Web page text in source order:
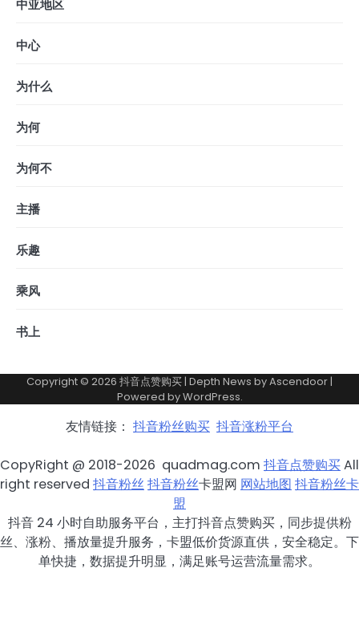
中亚地区
中心
为什么
为何
为何不
主播
乐趣
乘风
书上
Copyright © 2026 抖音点赞购买| Depth News byAscendoor|
Powered byWordPress.
友情链接： 抖音粉丝购买 抖音涨粉平台
CopyRight @ 2018-2026 quadmag.com 抖音点赞购买All
right reserved 抖音粉丝抖音粉丝卡盟网 网站地图 抖音粉丝卡
盟
抖音 24 小时自助服务平台，主打抖音点赞购买，同步提供粉
丝、涨粉、播放量提升服务，卡盟低价货源直供，安全稳定。下
单快捷，数据提升明显，满足账号运营流量需求。